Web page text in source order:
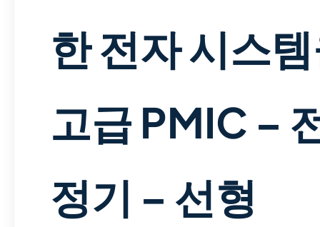
한 전자 시스
고급 PMIC –
정기 – 선형